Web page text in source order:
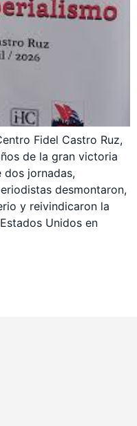
Fidel Castro Ruz,
de la gran victoria
dos jornadas,
desmontaron,
y reivindicaron la
Unidos en